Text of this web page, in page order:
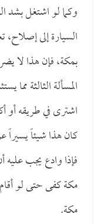
وكما لو اشتغل
السيارة إلى
بمكة، فإن هذا لا
المسألة الثالثة مما
اشترى في طريقه أو
كان هذا شيئاً يسيراً
فإذا وادع يجب عليه
مكة كفى حتى لو
مكة.